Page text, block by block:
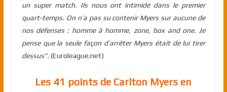
un super match. Ils nous ont intimidé dans le premier
quart-temps. On n’a pas su contenir Myers sur aucune de
nos défenses : homme à homme, zone, box and one. Je
pense que la seule façon d’arrêter Myers était de lui tirer
dessus”. (Euroleague.net)
Les 41 points de Carlton Myers en